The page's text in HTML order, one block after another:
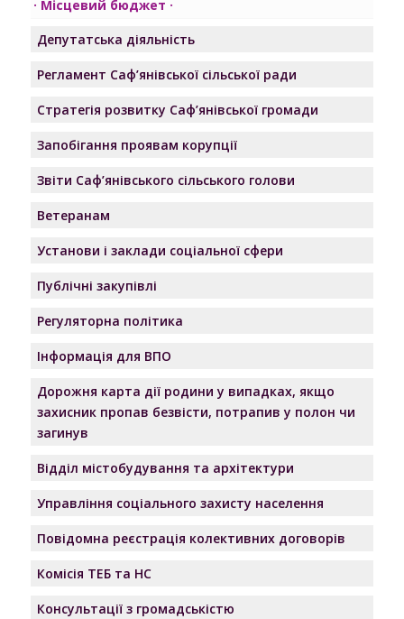
Місцевий бюджет
Депутатська діяльність
Регламент Саф’янівської сільської ради
Стратегія розвитку Саф’янівської громади
Запобігання проявам корупції
Звіти Саф’янівського сільського голови
Ветеранам
Установи і заклади соціальної сфери
Публічні закупівлі
Регуляторна політика
Інформація для ВПО
Дорожня карта дії родини у випадках, якщо
захисник пропав безвісти, потрапив у полон чи
загинув
Відділ містобудування та архітектури
Управління соціального захисту населення
Повідомна реєстрація колективних договорів
Комісія ТЕБ та НС
Консультації з громадськістю